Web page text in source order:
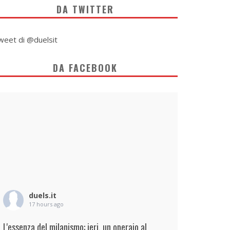
DA TWITTER
di @duelsit
DA FACEBOOK
duels.it
17 hours ago
L'essenza del milanismo: ieri, un operaio al